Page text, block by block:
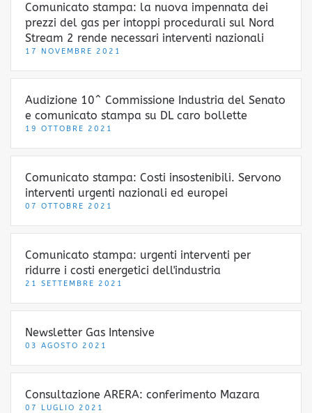
Comunicato stampa: la nuova impennata dei
prezzi del gas per intoppi procedurali sul Nord
Stream 2 rende necessari interventi nazionali
17 NOVEMBRE 2021
Audizione 10^ Commissione Industria del Senato
e comunicato stampa su DL caro bollette
19 OTTOBRE 2021
Comunicato stampa: Costi insostenibili. Servono
interventi urgenti nazionali ed europei
07 OTTOBRE 2021
Comunicato stampa: urgenti interventi per
ridurre i costi energetici dell'industria
21 SETTEMBRE 2021
Newsletter Gas Intensive
03 AGOSTO 2021
Consultazione ARERA: conferimento Mazara
07 LUGLIO 2021